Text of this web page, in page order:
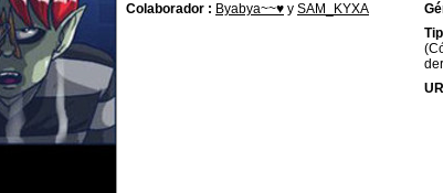
Colaborador : Byabya~~♥ y SAM_KYXA